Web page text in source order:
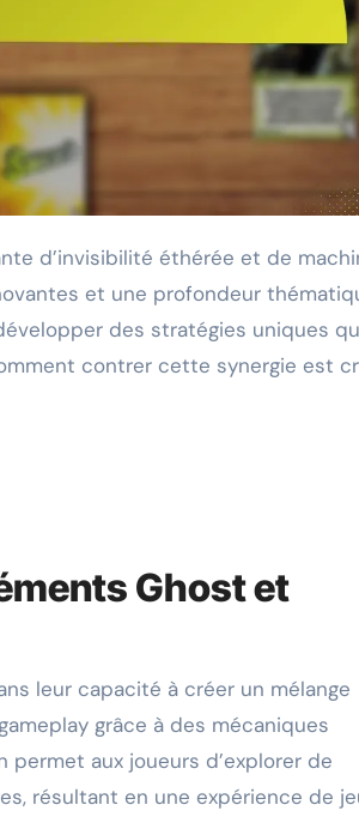
et une profondeur
des stratégies uniques
contrer cette synergie est
Ghost et
leur capacité à créer un mélange
grâce à des mécaniques
aux joueurs d’explorer de
résultant en une expérience de